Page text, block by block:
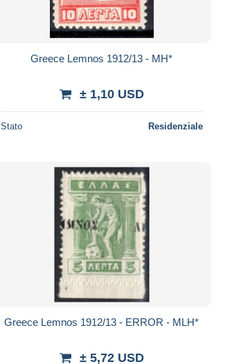
Greece Lemnos 1912/13 - MH*
± 1,10 USD
Stato Residenziale
Greece Lemnos 1912/13 - ERROR - MLH*
± 5,72 USD